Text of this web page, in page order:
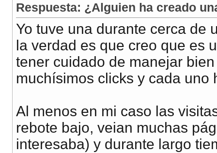
Respuesta: ¿Alguien ha creado
Yo tuve una durante cerca de
la verdad es que creo que es
tener cuidado de manejar
muchísimos clicks y cada uno
Al menos en mi caso las
rebote bajo, veian muchas
interesaba) y durante largo